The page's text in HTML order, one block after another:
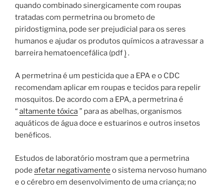
quando combinado sinergicamente com roupas
tratadas com permetrina ou brometo de
piridostigmina, pode ser prejudicial para os seres
humanos e ajudar os produtos químicos a atravessar a
barreira hematoencefálica (pdf).
A permetrina é um pesticida que a EPA e o CDC
recomendam aplicar em roupas e tecidos para repelir
mosquitos. De acordo com a EPA, a permetrina é
“ altamente tóxica” para as abelhas, organismos
aquáticos de água doce e estuarinos e outros insetos
benéficos.
Estudos de laboratório mostram que a permetrina
pode afetar negativamente o sistema nervoso humano
e o cérebro em desenvolvimento de uma criança; no